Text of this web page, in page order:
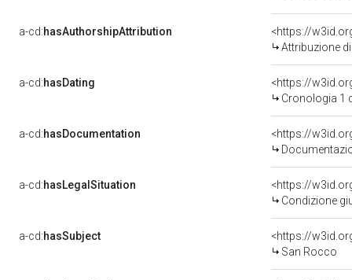
a-cd:hasAuthorshipAttribution
Attribuzione
a-cd:hasDating
<https://
Cronologia 1
a-cd:hasDocumentation
a-cd:hasLegalSituation
Condizione
a-cd:hasSubject
<https://
San Rocco